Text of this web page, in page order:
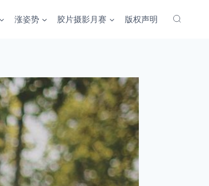
涨姿势 胶片摄影月赛 版权声明